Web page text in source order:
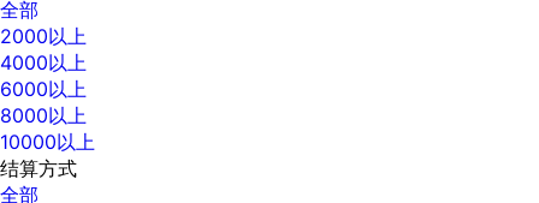
全部
2000以上
4000以上
6000以上
8000以上
10000以上
结算方式
全部